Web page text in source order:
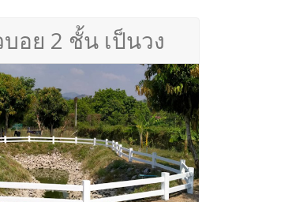
อย 2 ชั้น เป็นวง